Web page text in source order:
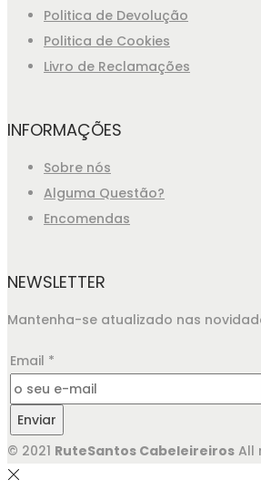
Politica de Devolução
Politica de Cookies
Livro de Reclamações
INFORMAÇÕES
Sobre nós
Alguma Questão?
Encomendas
NEWSLETTER
Mantenha-se atualizado nas
Email *
Enviar
© 2021 RuteSantos Cabeleireiros All